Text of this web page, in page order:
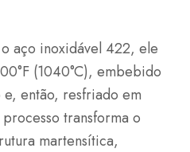
aço inoxidável 422, ele
(1040°C), embebido
então, resfriado em
transforma o
martensítica,